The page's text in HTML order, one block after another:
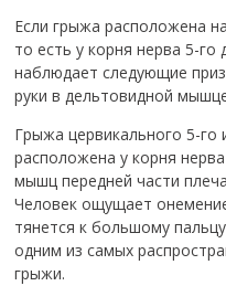
Если грыжа расположена
то есть у корня нерва 5-го
наблюдает следующие
руки в дельтовидной
Грыжа цервикального 5-го
расположена у корня
мышц передней части
Человек ощущает
тянется к большому
одним из самых
грыжи.